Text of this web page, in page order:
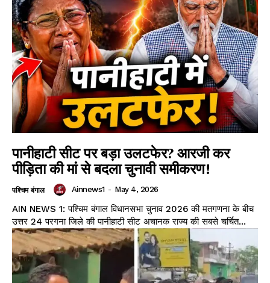
पानीहाटी सीट पर बड़ा उलटफेर? आरजी कर
पीड़िता की मां से बदला चुनावी समीकरण!
पश्चिम बंगाल Ainnews1 - May 4, 2026
AIN NEWS 1: पश्चिम बंगाल विधानसभा चुनाव 2026 की मतगणना के बीच
उत्तर 24 परगना जिले की पानीहाटी सीट अचानक राज्य की सबसे चर्चित...